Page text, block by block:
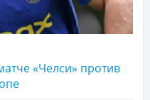
«Челси» против